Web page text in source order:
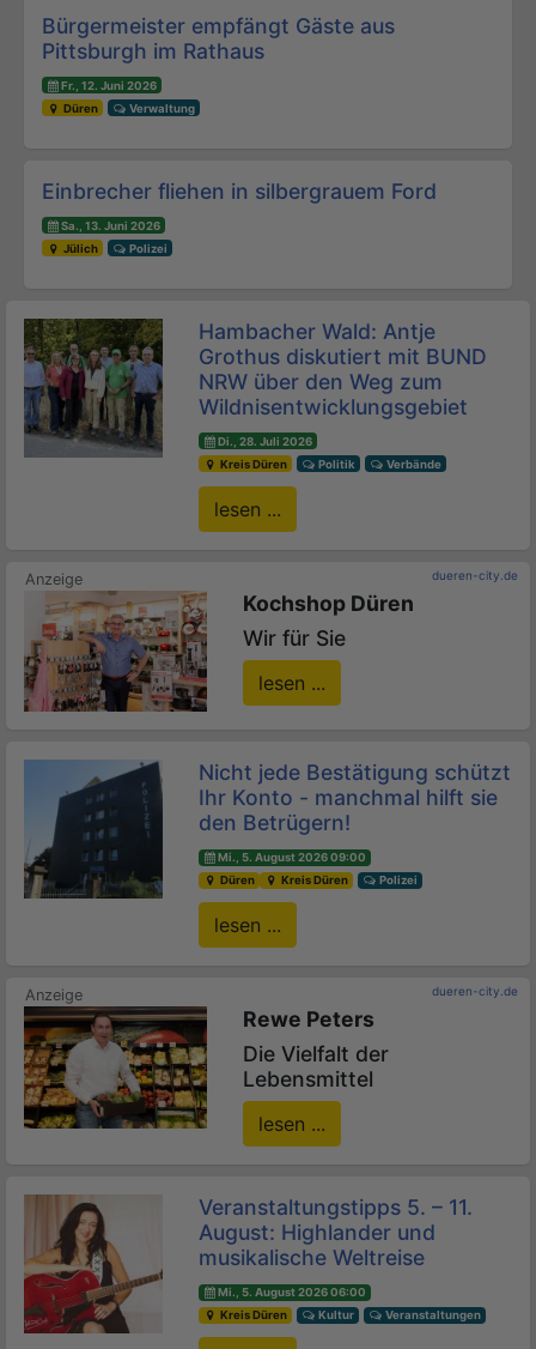
Beitrags-Navigation
Bürgermeister empfängt Gäste aus
Pittsburgh im Rathaus
Fr., 12. Juni 2026
Düren
Verwaltung
Einbrecher fliehen in silbergrauem Ford
Sa., 13. Juni 2026
Jülich
Polizei
Hambacher Wald: Antje
Grothus diskutiert mit BUND
NRW über den Weg zum
Wildnisentwicklungsgebiet
Di., 28. Juli 2026
Kreis Düren
Politik Verbände
lesen ...
dueren-city.de
Kochshop Düren
Wir für Sie
lesen ...
Nicht jede Bestätigung schützt
Ihr Konto - manchmal hilft sie
den Betrügern!
Mi., 5. August 2026 09:00
Düren
Kreis Düren Polizei
lesen ...
dueren-city.de
Rewe Peters
Die Vielfalt der
Lebensmittel
lesen ...
Veranstaltungstipps 5. – 11.
August: Highlander und
musikalische Weltreise
Mi., 5. August 2026 06:00
Kreis Düren
Kultur Veranstaltungen